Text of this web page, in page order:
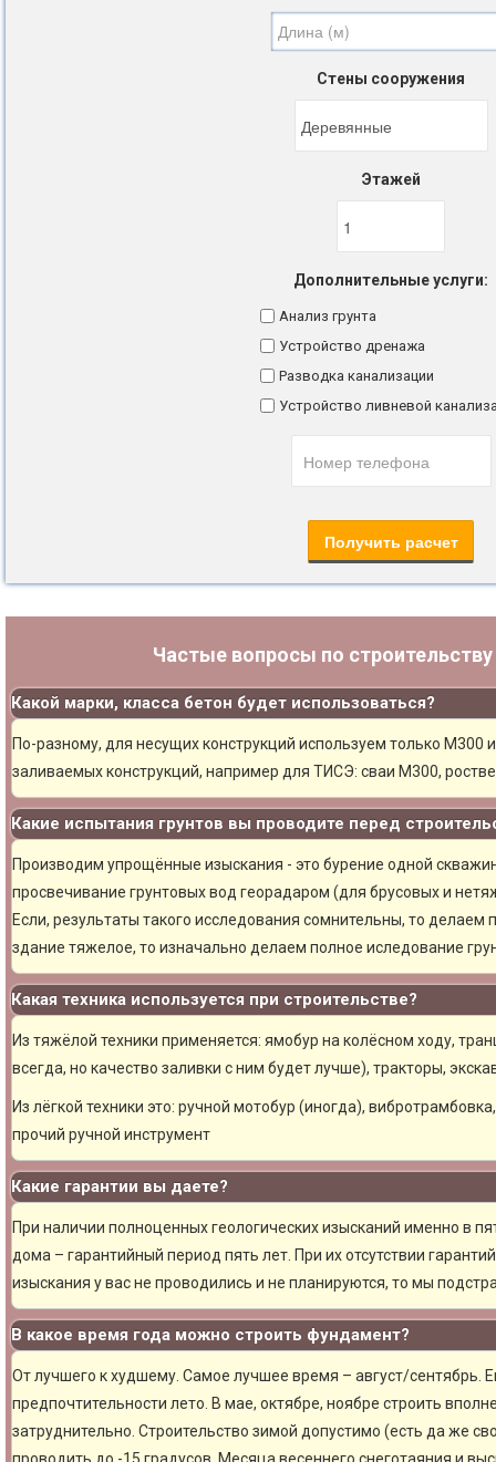
Стены сооружения
Этажей
Дополнительные услуги:
Анализ грунта
Устройство дренажа
Разводка канализации
Устройство ливневой
Частые вопросы по
Какой марки, класса бетон будет использоваться?
По-разному, для несущих конструкций используем только М300
заливаемых конструкций, например для ТИСЭ: сваи М300,
Какие испытания грунтов вы проводите перед
Производим упрощённые изыскания - это бурение одной
просвечивание грунтовых вод георадаром (для брусовых и
Если, результаты такого исследования сомнительны, то
здание тяжелое, то изначально делаем полное иследование
Какая техника используется при строительстве?
Из тяжёлой техники применяется: ямобур на колёсном ходу,
всегда, но качество заливки с ним будет лучше), тракторы,
Из лёгкой техники это: ручной мотобур (иногда),
прочий ручной инструмент
Какие гарантии вы даете?
При наличии полноценных геологических изысканий именно в
дома – гарантийный период пять лет. При их отсутствии
изыскания у вас не проводились и не планируются, то мы
В какое время года можно строить фундамент?
От лучшего к худшему. Самое лучшее время – август/сентябрь.
предпочтительности лето. В мае, октябре, ноябре строить
затруднительно. Строительство зимой допустимо (есть да же
проводить до -15 градусов. Месяца весеннего снеготаяния и